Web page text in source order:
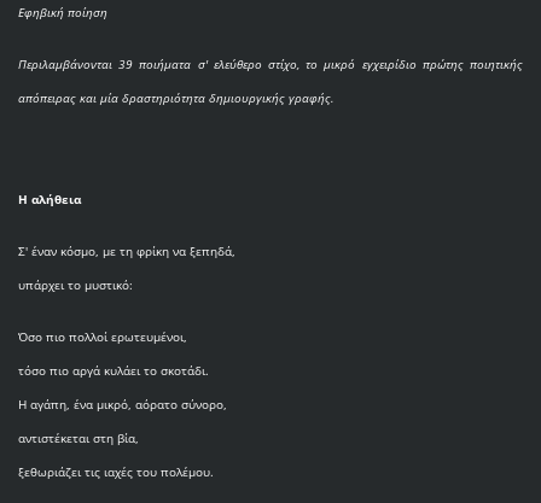
Εφηβική ποίηση
Περιλαμβάνονται 39 ποιήματα σ' ελεύθερο στίχο, το μικρό εγχειρίδιο πρώτης ποιητικής
απόπειρας και μία δραστηριότητα δημιουργικής γραφής.
Η αλήθεια
Σ' έναν κόσμο, με τη φρίκη να ξεπηδά,
υπάρχει το μυστικό:
Όσο πιο πολλοί ερωτευμένοι,
τόσο πιο αργά κυλάει το σκοτάδι.
Η αγάπη, ένα μικρό, αόρατο σύνορο,
αντιστέκεται στη βία,
ξεθωριάζει τις ιαχές του πολέμου.